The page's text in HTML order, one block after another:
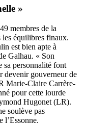
»
membres de la
les équilibres finaux.
est bien apte à
Galhau. « Son
sa personnalité font
devenir gouverneur de
Marie-Claire Carrère-
pour cette lourde
Hugonet (LR).
soulève pas
l’Essonne.